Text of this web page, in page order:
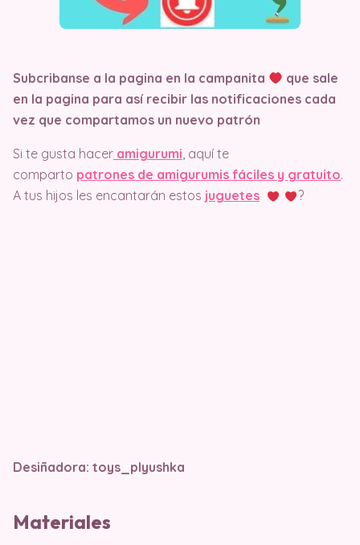
Subcribanse a la pagina en la campanita
que sale
en la pagina para así recibir las notificaciones cada
vez que compartamos un nuevo patrón
Si te gusta hacer amigurumi, aquí te
comparto patrones de amigurumis fáciles y gratuito.
A tus hijos les encantarán estos juguetes ?
Desiñadora: toys_plyushka
Materiales